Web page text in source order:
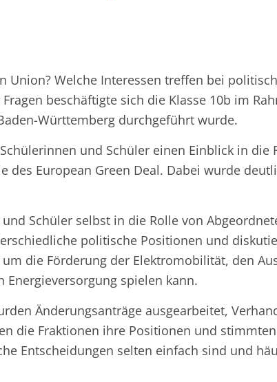
Union? Welche Interessen treffen bei
beschäftigte sich die Klasse 10b im
Württemberg durchgeführt wurde.
und Schüler einen Einblick in
des European Green Deal. Dabei wurde
Schüler selbst in die Rolle von
politische Positionen und
die Förderung der Elektromobilität, den
spielen kann.
Änderungsanträge ausgearbeitet,
die Fraktionen ihre Positionen und
Entscheidungen selten einfach sind und